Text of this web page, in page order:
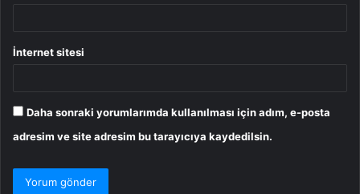
İnternet sitesi
Daha sonraki yorumlarımda kullanılması için adım, e-posta
adresim ve site adresim bu tarayıcıya kaydedilsin.